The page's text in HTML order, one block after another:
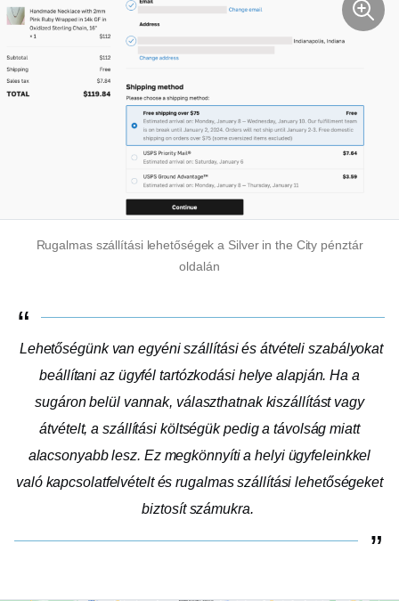
Rugalmas szállítási lehetőségek a Silver in the City pénztár
oldalán
Lehetőségünk van egyéni szállítási és átvételi szabályokat
beállítani az ügyfél tartózkodási helye alapján. Ha a
sugáron belül vannak, választhatnak kiszállítást vagy
átvételt, a szállítási költségük pedig a távolság miatt
alacsonyabb lesz. Ez megkönnyíti a helyi ügyfeleinkkel
való kapcsolatfelvételt és rugalmas szállítási lehetőségeket
biztosít számukra.